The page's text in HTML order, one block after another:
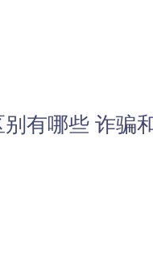
有哪些 诈骗